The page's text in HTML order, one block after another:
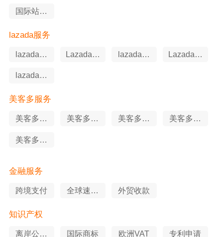
外推广
国际站知
lazada服务
lazada知
Lazada软
lazada代
Lazada申
lazada站
美客多服务
美客多站
外推广
美客多代
美客多知
美客多申
美客多软
金融服务
跨境支付
全球速卖
外贸收款
知识产权
离岸公司 国际商标 欧洲VAT 专利申请